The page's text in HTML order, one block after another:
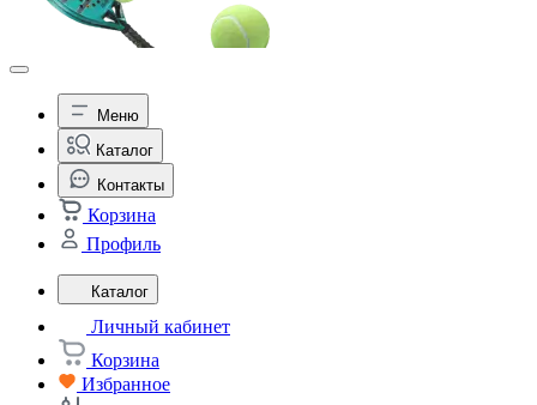
Меню
Каталог
Контакты
Корзина
Профиль
Каталог
Личный кабинет
Корзина
Избранное